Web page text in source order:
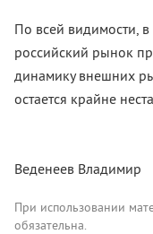
По всей видимости, в
российский рынок
динамику внешних
остается крайне
Веденеев Владимир
При использовании
обязательна.